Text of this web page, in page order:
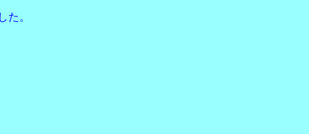
た。